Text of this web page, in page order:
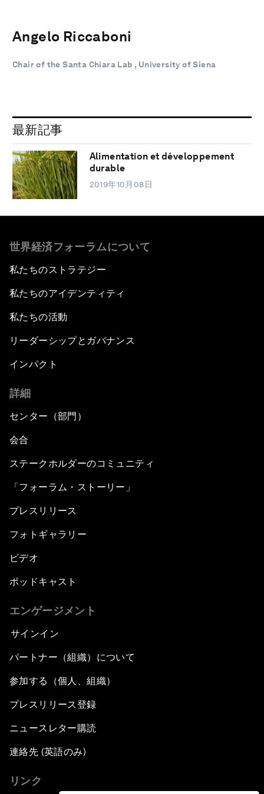
Angelo Riccaboni
Chair of the Santa Chiara Lab , University of Siena
最新記事
Alimentation et développement
durable
2019年10月08日
世界経済フォーラムについて
私たちのストラテジー
私たちのアイデンティティ
私たちの活動
リーダーシップとガバナンス
インパクト
詳細
センター（部門）
会合
ステークホルダーのコミュニティ
「フォーラム・ストーリー」
プレスリリース
フォトギャラリー
ビデオ
ポッドキャスト
エンゲージメント
サインイン
パートナー（組織）について
参加する（個人、組織）
プレスリリース登録
ニュースレター購読
連絡先 (英語のみ)
リンク